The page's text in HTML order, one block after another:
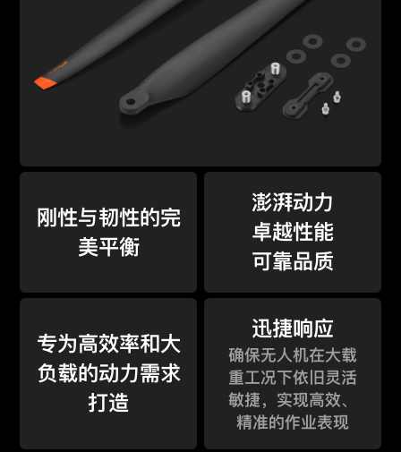
刚性与韧性的完
美平衡
澎湃动力
卓越性能
可靠品质
专为高效率和大
负载的动力需求
打造
迅捷响应
确保无人机在大载
重工况下依旧灵活
敏捷，实现高效、
精准的作业表现